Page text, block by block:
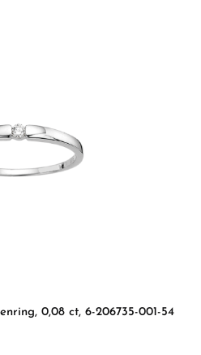
0,08 ct, 6-206735-001-54